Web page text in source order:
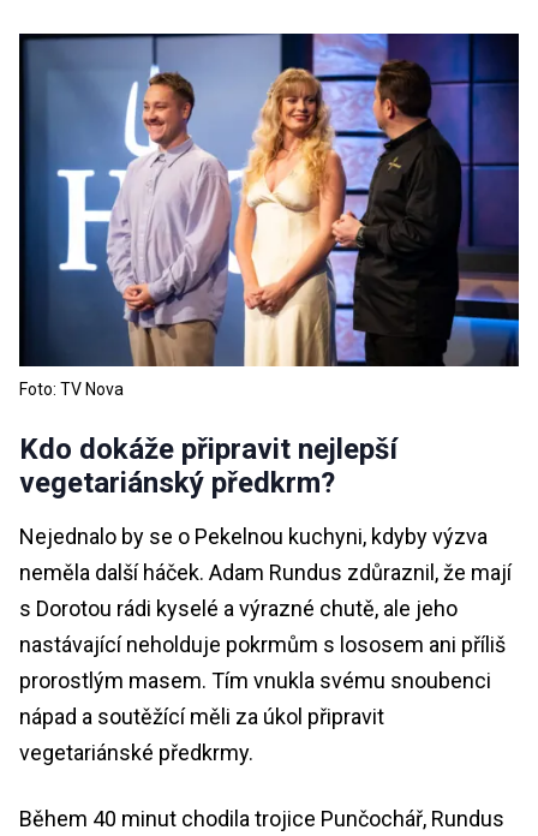
Foto: TV Nova
Kdo dokáže připravit nejlepší
vegetariánský předkrm?
Nejednalo by se o Pekelnou kuchyni, kdyby výzva
neměla další háček. Adam Rundus zdůraznil, že mají
s Dorotou rádi kyselé a výrazné chutě, ale jeho
nastávající neholduje pokrmům s lososem ani příliš
prorostlým masem. Tím vnukla svému snoubenci
nápad a soutěžící měli za úkol připravit
vegetariánské předkrmy.
Během 40 minut chodila trojice Punčochář, Rundus